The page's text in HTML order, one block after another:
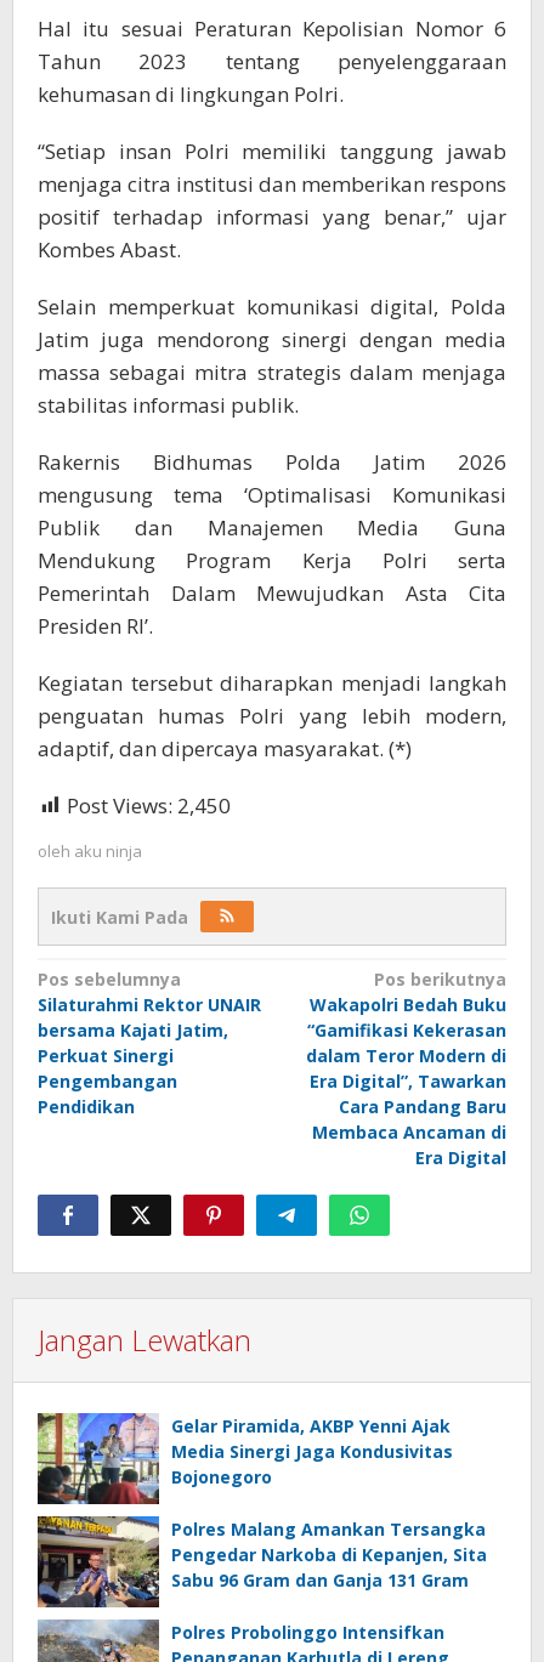
Hal itu sesuai Peraturan Kepolisian Nomor 6
Tahun 2023 tentang penyelenggaraan
kehumasan di lingkungan Polri.
“Setiap insan Polri memiliki tanggung jawab
menjaga citra institusi dan memberikan respons
positif terhadap informasi yang benar,” ujar
Kombes Abast.
Selain memperkuat komunikasi digital, Polda
Jatim juga mendorong sinergi dengan media
massa sebagai mitra strategis dalam menjaga
stabilitas informasi publik.
Rakernis Bidhumas Polda Jatim 2026
mengusung tema ‘Optimalisasi Komunikasi
Publik dan Manajemen Media Guna
Mendukung Program Kerja Polri serta
Pemerintah Dalam Mewujudkan Asta Cita
Presiden RI’.
Kegiatan tersebut diharapkan menjadi langkah
penguatan humas Polri yang lebih modern,
adaptif, dan dipercaya masyarakat. (*)
Post Views: 2,450
oleh aku ninja
Ikuti Kami Pada
Navigasi
pos
Pos sebelumnya
Silaturahmi Rektor UNAIR
bersama Kajati Jatim,
Perkuat Sinergi
Pengembangan
Pendidikan
Pos berikutnya
Wakapolri Bedah Buku
“Gamifikasi Kekerasan
dalam Teror Modern di
Era Digital”, Tawarkan
Cara Pandang Baru
Membaca Ancaman di
Era Digital
Jangan Lewatkan
Gelar Piramida, AKBP Yenni Ajak
Media Sinergi Jaga Kondusivitas
Bojonegoro
Polres Malang Amankan Tersangka
Pengedar Narkoba di Kepanjen, Sita
Sabu 96 Gram dan Ganja 131 Gram
Polres Probolinggo Intensifkan